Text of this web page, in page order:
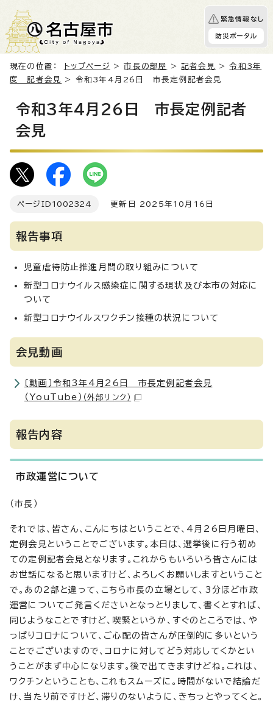
緊急情報なし
防災ポータル
現在の位置： トップページ >市長の部屋 >記者会見 >令和3年
度 記者会見
> 令和3年4月26日 市長定例記者会見
令和3年4月26日 市長定例記者
会見
ページID 1002324 更新日 2025年10月16日
報告事項
児童虐待防止推進月間の取り組みについて
新型コロナウイルス感染症に関する現状及び本市の対応に
ついて
新型コロナウイルスワクチン接種の状況について
会見動画
〔動画〕令和3年4月26日 市長定例記者会見
（YouTube） （外部リンク）
報告内容
市政運営について
（市長）
それでは、皆さん、こんにちはということで、4月26日月曜日、
定例会見ということでございます。本日は、選挙後に行う初め
ての定例記者会見となります。これからもいろいろ皆さんには
お世話になると思いますけど、よろしくお願いしますということ
で。あの2部と違って、こちら市長の立場として、3分ほど市政
運営についてご発言くださいとなっとりまして、書くとすれば、
同じようなことですけど、喫緊というか、すぐのところでは、や
っぱりコロナについて、ご心配の皆さんが圧倒的に多いという
ことでございますので、コロナに対してどう対応してくかとい
うことがまず中心になります。後で出てきますけどね。これは、
ワクチンということも、これもスムーズに。時間がないで結論だ
け、当たり前ですけど、滞りのないように、きちっとやってくと。